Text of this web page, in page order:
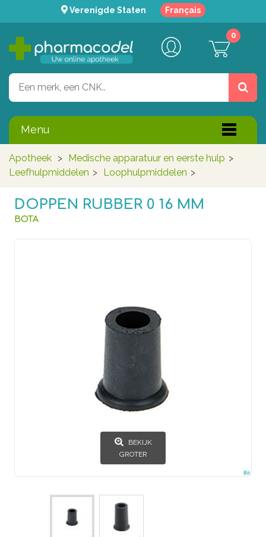
Verenigde Staten Français
0
Menu
Apotheek > Medische apparatuur en eerste hulp >
Leefhulpmiddelen > Loophulpmiddelen >
DOPPEN RUBBER 0 16 MM
BOTA
BEKIJK
GROTER